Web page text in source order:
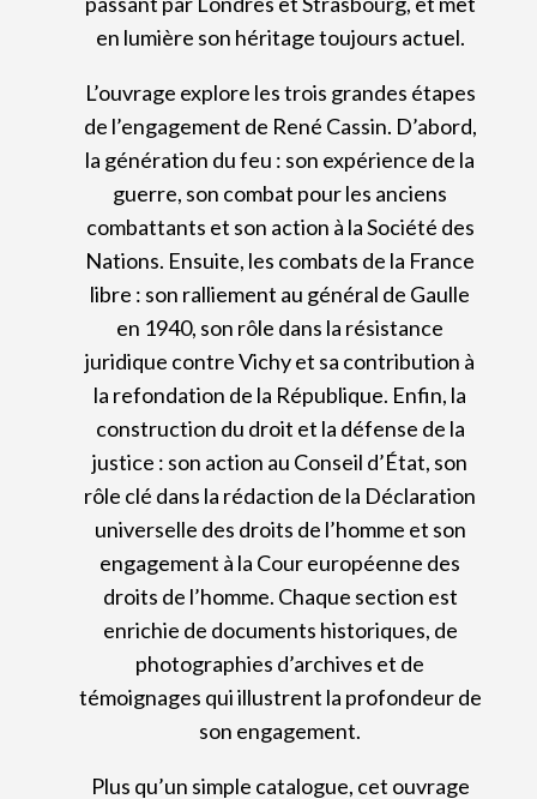
en lumière son héritage toujours actuel.
L’ouvrage explore les trois grandes étapes
de l’engagement de René Cassin. D’abord,
la génération du feu : son expérience de la
guerre, son combat pour les anciens
combattants et son action à la Société des
Nations. Ensuite, les combats de la France
libre : son ralliement au général de Gaulle
en 1940, son rôle dans la résistance
juridique contre Vichy et sa contribution à
la refondation de la République. Enfin, la
construction du droit et la défense de la
justice : son action au Conseil d’État, son
rôle clé dans la rédaction de la Déclaration
universelle des droits de l’homme et son
engagement à la Cour européenne des
droits de l’homme. Chaque section est
enrichie de documents historiques, de
photographies d’archives et de
témoignages qui illustrent la profondeur de
son engagement.
Plus qu’un simple catalogue, cet ouvrage